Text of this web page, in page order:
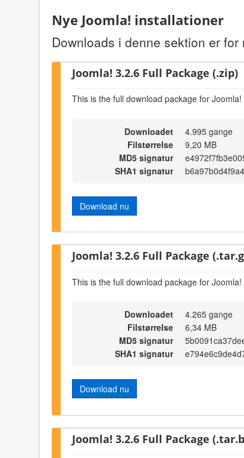
Nye Joomla! installationer
Downloads i denne sektion er
Joomla! 3.2.6 Full Package (.zip)
This is the full download package for Joomla!
Downloadet
4.995 gange
Filstørrelse
9,20 MB
MD5 signatur
SHA1 signatur
Download nu
Joomla! 3.2.6 Full Package
This is the full download package for Joomla!
Downloadet
4.265 gange
Filstørrelse
6,34 MB
MD5 signatur
SHA1 signatur
Download nu
Joomla! 3.2.6 Full Package